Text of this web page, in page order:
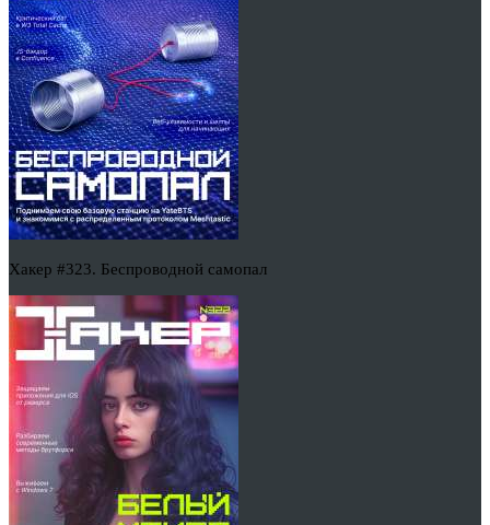
Хакер #323. Беспроводной самопал